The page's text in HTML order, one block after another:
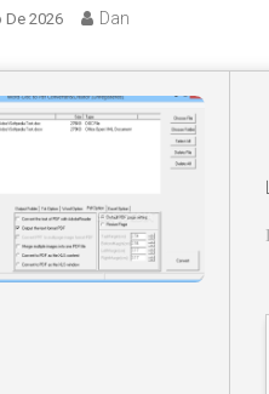
De 2026 Dan